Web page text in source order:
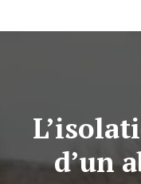
d’un